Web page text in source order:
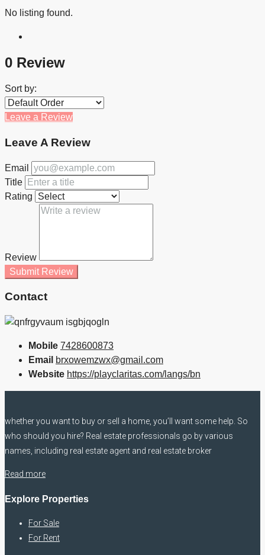
No listing found.
0 Review
Sort by:
Leave a Review
Leave A Review
Email
Title
Rating
Review
Submit Review
Contact
Mobile 7428600873
Email brxowemzwx@gmail.com
Website https://playclaritas.com/langs/bn
whether you want to buy or sell a home, you’ll want some help. So
who should you hire? Real estate professionals go by various
names, including real estate agent and real estate broker
Read more
Explore Properties
For Sale
For Rent